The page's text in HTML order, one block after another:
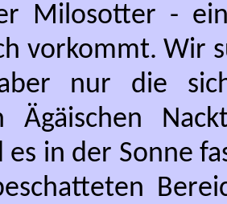
Milosotter -
vorkommt. Wir
nur die
Ägäischen
es in der Sonne